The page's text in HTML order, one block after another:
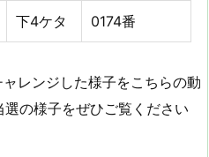
下4ケタ 0174番
レンジした様子をこちらの動
の様子をぜひご覧ください